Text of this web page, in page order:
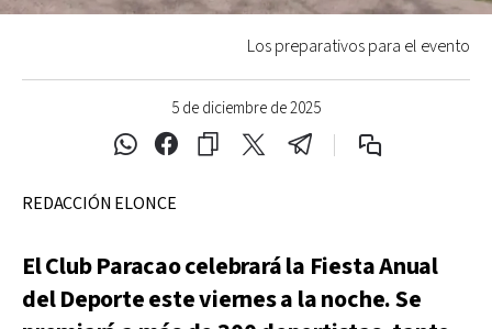
5 de diciembre de 2025
Los preparativos para el evento
REDACCIÓN ELONCE
El Club Paracao celebrará la Fiesta Anual
del Deporte este viernes a la noche. Se